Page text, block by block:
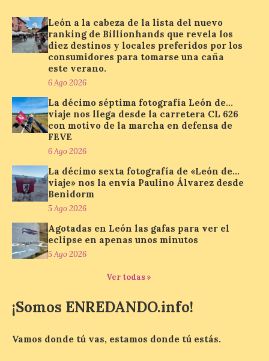
Las solicitudes estarán
abiertas del 22 de julio al 4
de septiembre de 2026.
Bruselas, 6 de agosto de
2026.- La Comisión
Europea ha actualizado las normas de su
programa de prácticas, estableciendo un
programa […]
Despega el primer avión
de Iberia con wifi de alta
velocidad gratuito de
Starlink
6 Ago 2026
Iberia se convierte en la
primera aerolínea
bordo de Starlink, la
por SpaceX. La incorporación de esta
León a la cabeza de la lista del nuevo
ranking de Billionhands que revela los
diez destinos y locales preferidos por los
consumidores para tomarse una caña
este verano.
6 Ago 2026
La décimo séptima fotografía León de…
viaje nos llega desde la carretera CL 626
con motivo de la marcha en defensa de
FEVE
6 Ago 2026
La décimo sexta fotografía de «León de…
viaje» nos la envía Paulino Álvarez desde
Benidorm
5 Ago 2026
Agotadas en León las gafas para ver el
eclipse en apenas unos minutos
5 Ago 2026
Ver todas »
¡Somos ENREDANDO.info!
Vamos donde tú vas, estamos donde tú estás.